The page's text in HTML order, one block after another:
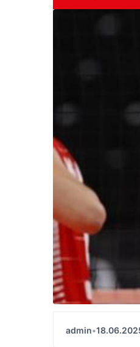
admin•